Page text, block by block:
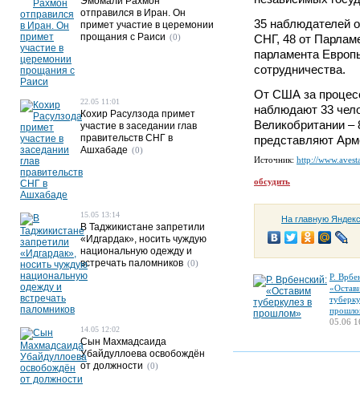
35 наблюдателей
СНГ, 48 от
парламента
сотрудничества.
От США за
наблюдают 33
Великобритании
представляют
Источник: http://
обсудить
На главную
Р.
05.06
отправился в Иран. Он
примет участие в церемонии
прощания с Раиси (0)
22.05 11:01
Кохир Расулзода примет
участие в заседании глав
правительств СНГ в
Ашхабаде (0)
15.05 13:14
В Таджикистане запретили
«Идгардак», носить чуждую
национальную одежду и
встречать паломников (0)
14.05 12:02
Сын Махмадсаида
Убайдуллоева освобождён
от должности (0)